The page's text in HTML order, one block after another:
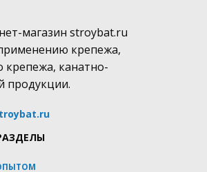
магазин stroybat.ru
крепежа,
крепежа, канатно-
продукции.